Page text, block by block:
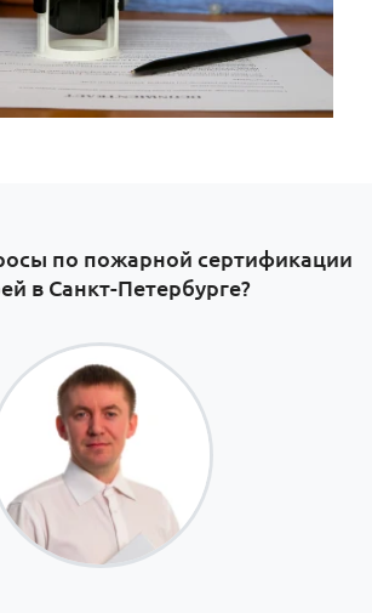
по пожарной сертификации
в Санкт-Петербурге?